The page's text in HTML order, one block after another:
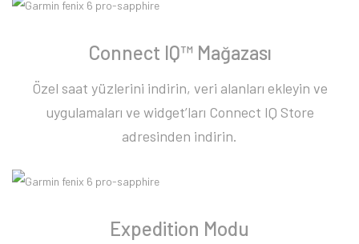
Connect IQ™ Mağazası
Özel saat yüzlerini indirin, veri alanları ekleyin ve
uygulamaları ve widget’ları Connect IQ Store
adresinden indirin.
Expedition Modu